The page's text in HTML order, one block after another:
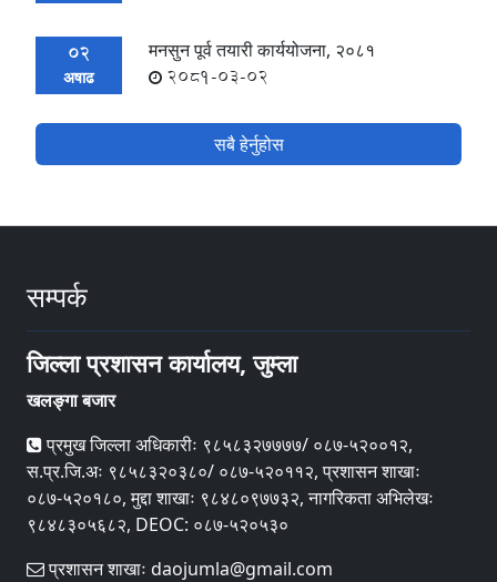
02
अषाढ
मनसुन पूर्व तयारी कार्ययोजना, २०८१
2081-03-02
सबै हेर्नुहोस
सम्पर्क
जिल्ला प्रशासन कार्यालय, जुम्ला
खलङ्गा बजार
प्रमुख जिल्ला अधिकारीः ९८५८३२७७७७/ ०८७-५२००१२,
स.प्र.जि.अः ९८५८३२०३८०/ ०८७-५२०११२, प्रशासन शाखाः
०८७-५२०१८०, मुद्दा शाखाः ९८४८०९७७३२, नागरिकता अभिलेखः
९८४८३०५६८२, DEOC: ०८७-५२०५३०
प्रशासन शाखाः daojumla@gmail.com